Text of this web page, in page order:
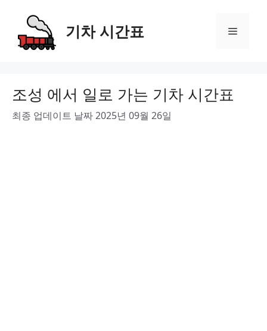
content
기차 시간표 Menu
조성 에서 일로 가는 기차 시간표
최종 업데이트 날짜 2025년 09월 26일